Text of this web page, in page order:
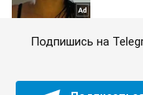
Подпишись на